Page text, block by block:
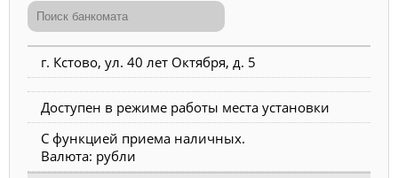
г. Кстово, ул. 40 лет Октября, д. 5
Доступен в режиме работы места установки
С функцией приема наличных.
Валюта: рубли